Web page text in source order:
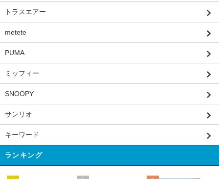
トラスエアー
metete
PUMA
ミッフィー
SNOOPY
サンリオ
キーワード
ランキング